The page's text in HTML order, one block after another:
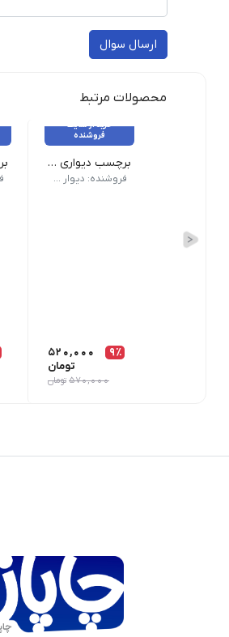
ارسال سوال
محصولات مرتبط
خرید از سایت
فروشنده
برچسب دیواری پاپییون کد 1640
فروشنده: دیوار آبنباتی
9٪
520,000
تومان
570,000 تومان